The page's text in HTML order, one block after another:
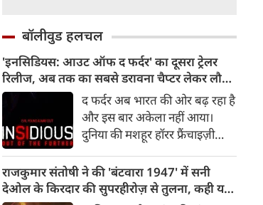
बॉलीवुड हलचल
'इनसिडियस: आउट ऑफ द फर्दर' का दूसरा ट्रेलर
रिलीज, अब तक का सबसे डरावना चैप्टर लेकर लौट
रही हॉरर फ्रैंचाइजीद फर्दर अब भारत की ओर बढ़ रहा है
और इस बार अकेला नहीं आया।
दुनिया की मशहूर हॉरर फ्रैंचाइज़ी
चुका है, जो दर्शकों को इस डरावनी
दुनिया में और गहराई तक ले जाता है।
राजकुमार संतोषी ने की 'बंटवारा 1947' में सनी
देओल के किरदार की सुपरहीरोज़ से तुलना, कही यह